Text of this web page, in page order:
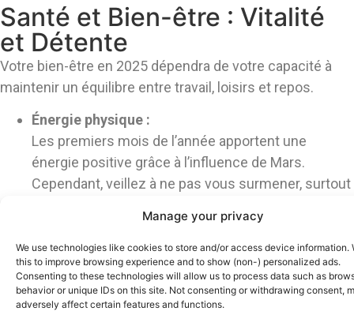
Manage your privacy
We use technologies like cookies to store and/or access device information.
this to improve browsing experience and to show (non-) personalized ads.
Consenting to these technologies will allow us to process data such as
behavior or unique IDs on this site. Not consenting or withdrawing consent,
adversely affect certain features and functions.
Santé et Bien-être : Vitalité
et Détente
Votre bien-être en 2025 dépendra de votre capacité à
maintenir un équilibre entre travail, loisirs et repos.
Énergie physique :
Les premiers mois de l’année apportent une
énergie positive grâce à l’influence de Mars.
Cependant, veillez à ne pas vous surmener, surtout
Santé mentale :
Les éclipses lunaires de janvier et novembre
encouragent une introspection qui peut être